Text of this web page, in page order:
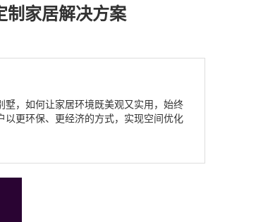
制家居解决方案
，如何让家居环境既美观又实用，始终
更环保、更经济的方式，实现空间优化